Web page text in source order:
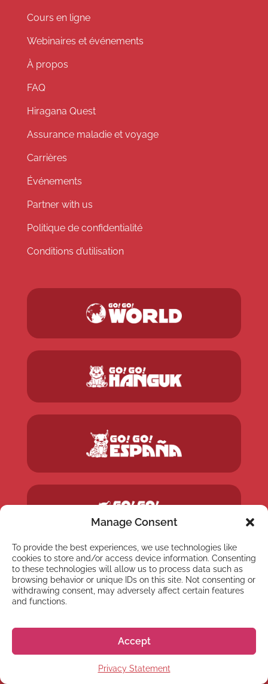
Manage Consent
To provide the best experiences, we use technologies like
cookies to store and/or access device information. Consenting
to these technologies will allow us to process data such as
browsing behavior or unique IDs on this site. Not consenting or
withdrawing consent, may adversely affect certain features
and functions.
Accept
Privacy Statement
Cours en ligne
Webinaires et événements
À propos
FAQ
Hiragana Quest
Assurance maladie et voyage
Carrières
Événements
Partner with us
Politique de confidentialité
Conditions d’utilisation